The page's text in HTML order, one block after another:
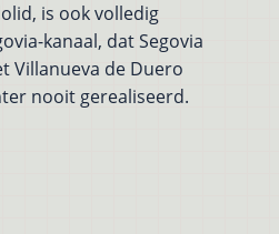
is ook volledig
kanaal, dat Segovia
Villanueva de Duero
nooit gerealiseerd.